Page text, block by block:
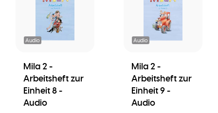
Audio
Mila 2 -
Arbeitsheft zur
Einheit 8 -
Audio
Audio
Mila 2 -
Arbeitsheft zur
Einheit 9 -
Audio